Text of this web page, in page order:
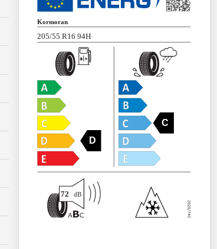
Kormoran
205/55 R16 94H
D
C
72 dB